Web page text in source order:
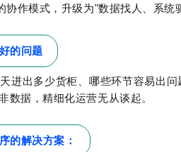
作模式，升级为"数据找人、系统
的问题
进出多少货柜、哪些环节容易出
数据，精细化运营无从谈起。
的解决方案：